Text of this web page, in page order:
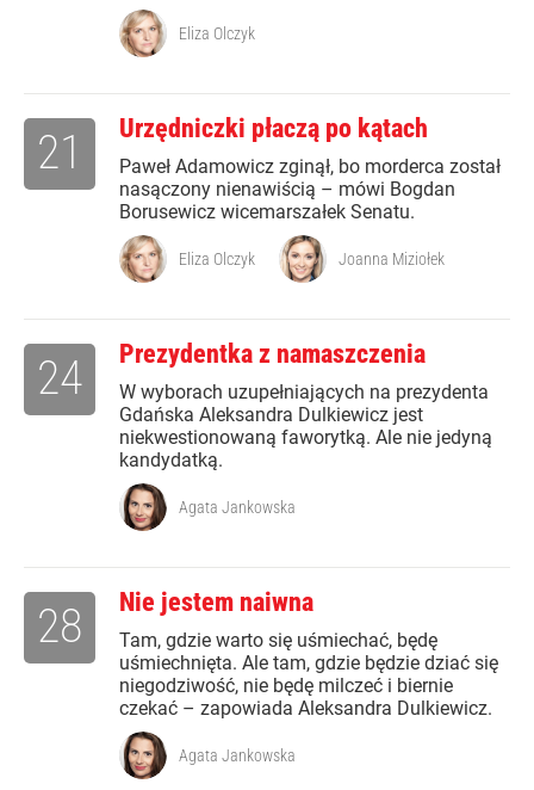
Eliza Olczyk
Urzędniczki płaczą po kątach
Paweł Adamowicz zginął, bo morderca został
nasączony nienawiścią – mówi Bogdan
Borusewicz wicemarszałek Senatu.
21
Eliza Olczyk Joanna Miziołek
Prezydentka z namaszczenia
W wyborach uzupełniających na prezydenta
Gdańska Aleksandra Dulkiewicz jest
niekwestionowaną faworytką. Ale nie jedyną
kandydatką.
24
Agata Jankowska
Nie jestem naiwna
Tam, gdzie warto się uśmiechać, będę
uśmiechnięta. Ale tam, gdzie będzie dziać się
niegodziwość, nie będę milczeć i biernie
czekać – zapowiada Aleksandra Dulkiewicz.
28
Agata Jankowska